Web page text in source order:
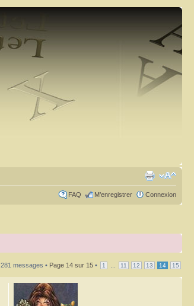
FAQ M’enregistrer Connexion
281 messages • Page 14 sur 15 • 1 11 12 13 14 15